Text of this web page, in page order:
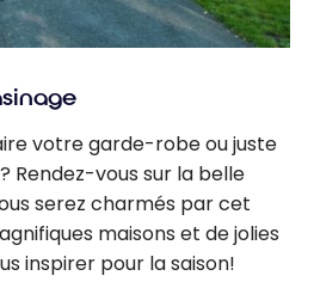
votre garde-robe ou juste
Rendez-vous sur la belle
serez charmés par cet
maisons et de jolies
inspirer pour la saison!